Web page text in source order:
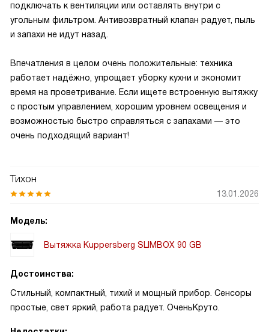
подключать к вентиляции или оставлять внутри с
угольным фильтром. Антивозвратный клапан радует, пыль
и запахи не идут назад.
Впечатления в целом очень положительные: техника
работает надёжно, упрощает уборку кухни и экономит
время на проветривание. Если ищете встроенную вытяжку
с простым управлением, хорошим уровнем освещения и
возможностью быстро справляться с запахами — это
очень подходящий вариант!
Тихон
13.01.2026
Модель:
Вытяжка Kuppersberg SLIMBOX 90 GB
Достоинства:
Стильный, компактный, тихий и мощный прибор. Сенсоры
простые, свет яркий, работа радует. ОченьКруто.